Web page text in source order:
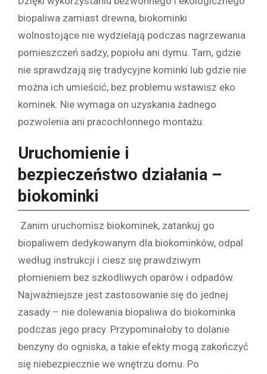
biopaliwa zamiast drewna, biokominki
wolnostojące nie wydzielają podczas nagrzewania
pomieszczeń sadzy, popiołu ani dymu. Tam, gdzie
nie sprawdzają się tradycyjne kominki lub gdzie nie
można ich umieścić, bez problemu wstawisz eko
kominek. Nie wymaga on uzyskania żadnego
pozwolenia ani pracochłonnego montażu.
Uruchomienie i
bezpieczeństwo działania –
biokominki
Zanim uruchomisz biokominek, zatankuj go
biopaliwem dedykowanym dla biokominków, odpal
według instrukcji i ciesz się prawdziwym
płomieniem bez szkodliwych oparów i odpadów.
Najważniejsze jest zastosowanie się do jednej
zasady – nie dolewania biopaliwa do biokominka
podczas jego pracy. Przypominałoby to dolanie
benzyny do ogniska, a takie efekty mogą zakończyć
się niebezpiecznie we wnętrzu domu. Po